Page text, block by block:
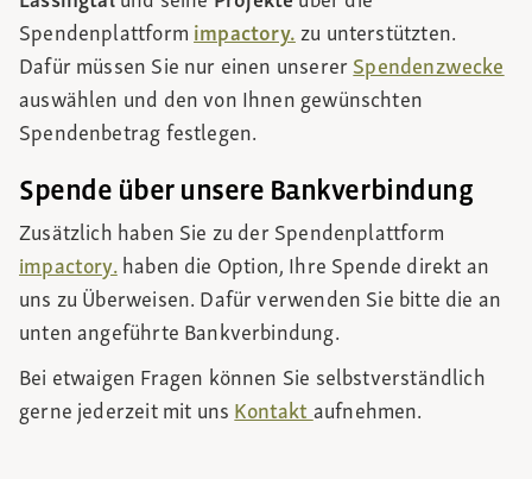
Spendenplattform impactory. zu unterstützten.
Dafür müssen Sie nur einen unserer Spendenzwecke
auswählen und den von Ihnen gewünschten
Spendenbetrag festlegen.
Spende über unsere Bankverbindung
Zusätzlich haben Sie zu der Spendenplattform
impactory.haben die Option, Ihre Spende direkt an
uns zu Überweisen. Dafür verwenden Sie bitte die an
unten angeführte Bankverbindung.
Bei etwaigen Fragen können Sie selbstverständlich
gerne jederzeit mit uns Kontakt aufnehmen.